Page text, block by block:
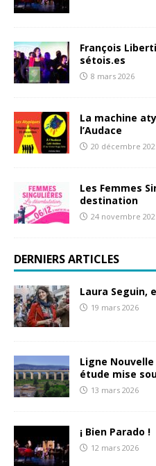
François
sétois.es
8 mars 2026
La machine
l’Audace
20 décembre
Les Femmes
destination
24 novembre
DERNIERS ARTICLES
Laura Seguin,
19 mars 2026
Ligne
étude mise
13 mars 2026
¡ Bien Parado !
12 mars 2026